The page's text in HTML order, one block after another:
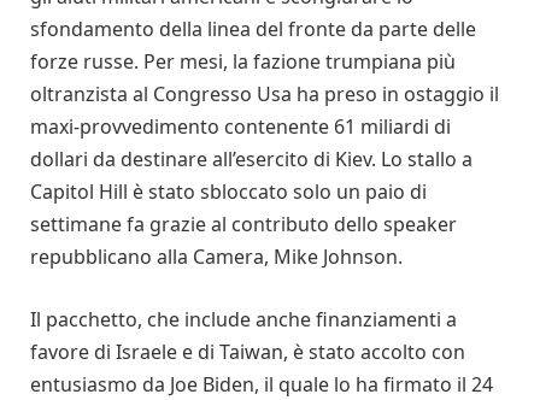
sfondamento della linea del fronte da parte delle
forze russe. Per mesi, la fazione trumpiana più
oltranzista al Congresso Usa ha preso in ostaggio il
maxi-provvedimento contenente 61 miliardi di
dollari da destinare all’esercito di Kiev. Lo stallo a
Capitol Hill è stato sbloccato solo un paio di
settimane fa grazie al contributo dello speaker
repubblicano alla Camera, Mike Johnson.
Il pacchetto, che include anche finanziamenti a
favore di Israele e di Taiwan, è stato accolto con
entusiasmo da Joe Biden, il quale lo ha firmato il 24